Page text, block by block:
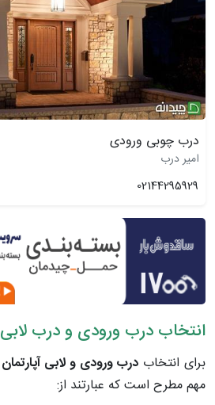
درب چوبی ورودی
امیر درب
02144295929
انتخاب درب ورودی و درب لابی
برای انتخاب درب ورودی و لابی آپارتمان
مهم مطرح است که عبارتند از: